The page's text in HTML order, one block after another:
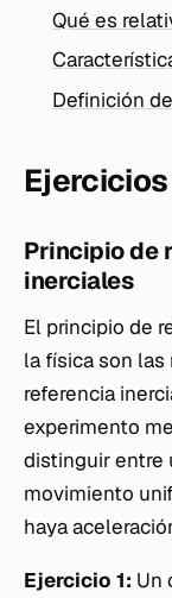
Qué es
Definición
Principio de
inerciales
El principio de
la física son
referencia
experimento
distinguir entre
movimiento
haya
Ejercicio 1: Un